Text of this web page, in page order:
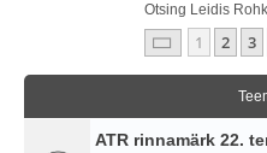
Otsing Leidis
. Leht20 -st
1 2 3
ATR rinnamärk 22.